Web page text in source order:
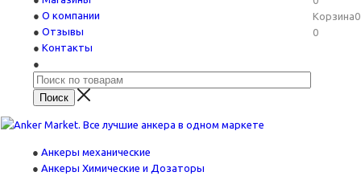
О компании
Отзывы
Контакты
Корзина0
0
Анкеры механические
Анкеры Химические и Дозаторы